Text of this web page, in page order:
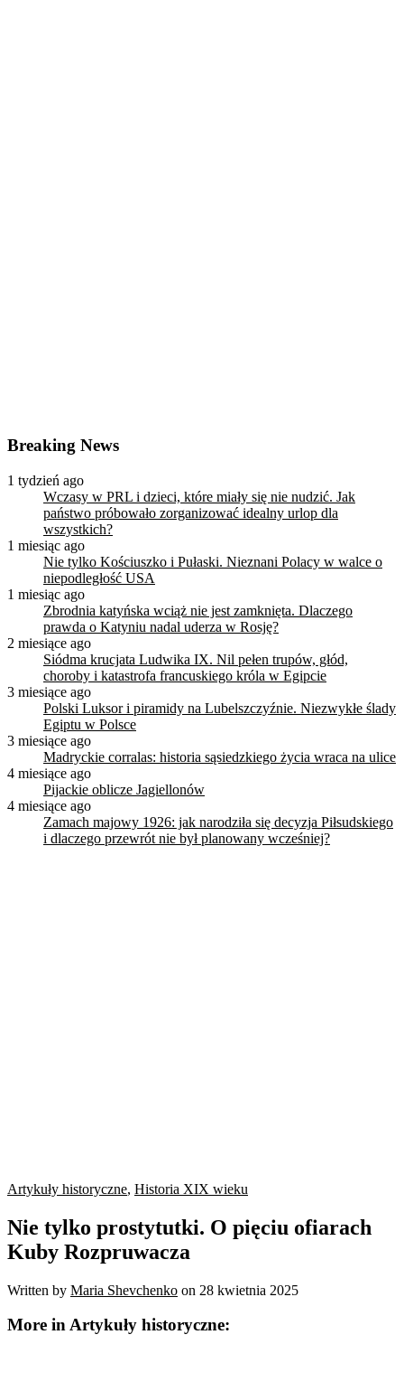
Breaking News
1 tydzień ago
Wczasy w PRL i dzieci, które miały się nie nudzić. Jak
państwo próbowało zorganizować idealny urlop dla
wszystkich?
1 miesiąc ago
Nie tylko Kościuszko i Pułaski. Nieznani Polacy w walce o
niepodległość USA
1 miesiąc ago
Zbrodnia katyńska wciąż nie jest zamknięta. Dlaczego
prawda o Katyniu nadal uderza w Rosję?
2 miesiące ago
Siódma krucjata Ludwika IX. Nil pełen trupów, głód,
choroby i katastrofa francuskiego króla w Egipcie
3 miesiące ago
Polski Luksor i piramidy na Lubelszczyźnie. Niezwykłe ślady
Egiptu w Polsce
3 miesiące ago
Madryckie corralas: historia sąsiedzkiego życia wraca na ulice
4 miesiące ago
Pijackie oblicze Jagiellonów
4 miesiące ago
Zamach majowy 1926: jak narodziła się decyzja Piłsudskiego
i dlaczego przewrót nie był planowany wcześniej?
Artykuły historyczne, Historia XIX wieku
Nie tylko prostytutki. O pięciu ofiarach
Kuby Rozpruwacza
Written by Maria Shevchenko on 28 kwietnia 2025
More in Artykuły historyczne: